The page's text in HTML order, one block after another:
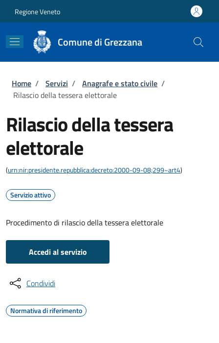
Regione Veneto
Comune di Grezzana
Briciole di pane
Home / Servizi / Anagrafe e stato civile /
Rilascio della tessera elettorale
Rilascio della tessera
elettorale
(urn:nir:presidente.repubblica:decreto:2000-09-08;299~art4)
Servizio attivo
Procedimento di rilascio della tessera elettorale
Accedi al servizio
Condividi
Normativa di riferimento